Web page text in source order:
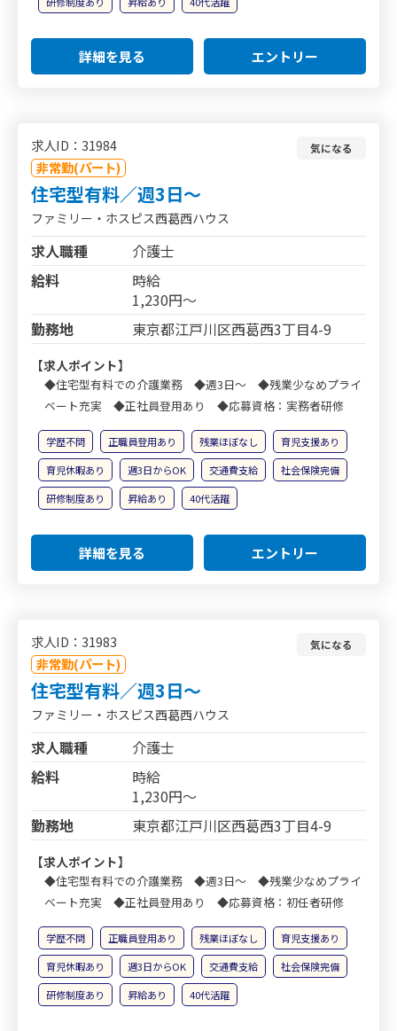
詳細を見る エントリー
求人ID：31984
非常勤(パート)
気になる
住宅型有料／週3日～
ファミリー・ホスピス西葛西ハウス
求人職種
介護士
給料
時給
1,230円～
勤務地
東京都江戸川区西葛西3丁目4-9
【求人ポイント】
◆住宅型有料での介護業務 ◆週3日～ ◆残業少なめプライ
ベート充実 ◆正社員登用あり ◆応募資格：実務者研修
学歴不問 正職員登用あり 残業ほぼなし
育児支援あり
育児休暇あり
週3日からOK 交通費支給
社会保険完備
研修制度あり
昇給あり 40代活躍
詳細を見る エントリー
求人ID：31983
非常勤(パート)
気になる
住宅型有料／週3日～
ファミリー・ホスピス西葛西ハウス
求人職種
介護士
給料
時給
1,230円～
勤務地
東京都江戸川区西葛西3丁目4-9
【求人ポイント】
◆住宅型有料での介護業務 ◆週3日～ ◆残業少なめプライ
ベート充実 ◆正社員登用あり ◆応募資格：初任者研修
学歴不問 正職員登用あり 残業ほぼなし
育児支援あり
育児休暇あり
週3日からOK 交通費支給
社会保険完備
研修制度あり
昇給あり 40代活躍